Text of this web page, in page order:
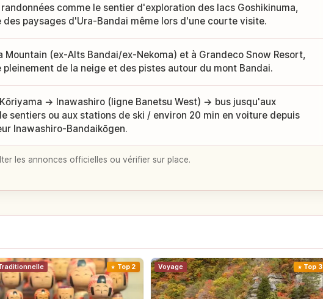
comme le sentier d'exploration des lacs Goshikinuma,
des paysages d'Ura-Bandai même lors d'une courte visite.
Mountain (ex-Alts Bandai/ex-Nekoma) et à Grandeco Snow Resort,
pleinement de la neige et des pistes autour du mont Bandai.
→ Inawashiro (ligne Banetsu West) → bus jusqu'aux
sentiers ou aux stations de ski / environ 20 min en voiture depuis
Inawashiro-Bandaikōgen.
les annonces officielles ou vérifier sur place.
Top 2 Voyage Top 3